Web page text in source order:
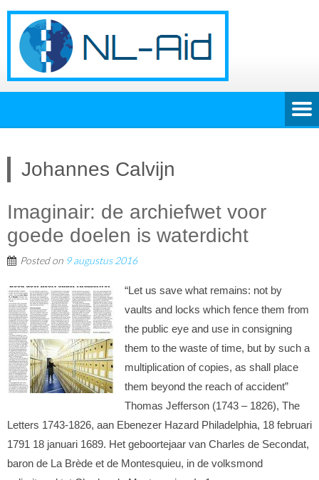
Johannes Calvijn
Imaginair: de archiefwet voor
goede doelen is waterdicht
Posted on 9 augustus 2016
“Let us save what remains: not by
vaults and locks which fence them from
the public eye and use in consigning
them to the waste of time, but by such a
multiplication of copies, as shall place
them beyond the reach of accident”
Thomas Jefferson (1743 – 1826), The
Letters 1743-1826, aan Ebenezer Hazard Philadelphia, 18 februari
1791 18 januari 1689. Het geboortejaar van Charles de Secondat,
baron de La Brède et de Montesquieu, in de volksmond